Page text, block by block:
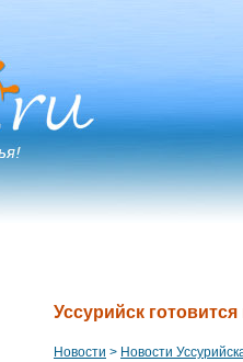
Уссурийск
Новости > Новости